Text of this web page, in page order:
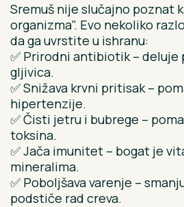
Sremuš nije slučajno poznat
organizma". Evo nekoliko
da ga uvrstite u ishranu:
✅ Prirodni antibiotik –
gljivica.
✅ Snižava krvni pritisak –
hipertenzije.
✅ Čisti jetru i bubrege –
toksina.
✅ Jača imunitet – bogat je
mineralima.
✅ Poboljšava varenje –
podstiče rad creva.